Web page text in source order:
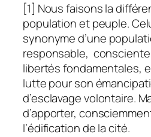
[1] Nous faisons la
population et peuple.
synonyme d’une
responsable,
libertés fondamentales,
lutte pour son
d’esclavage volontaire.
d’apporter,
l’édification de la cité.